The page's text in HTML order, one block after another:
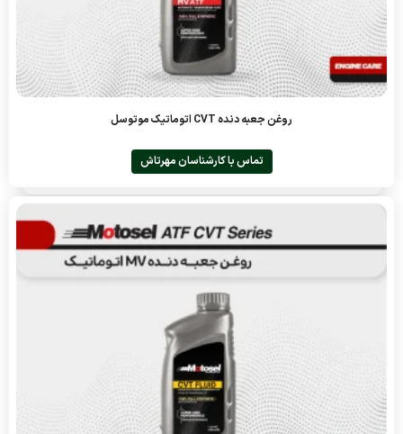
روغن جعبه دنده CVT اتوماتیک موتوسل
تماس با کارشناسان مهرتاش